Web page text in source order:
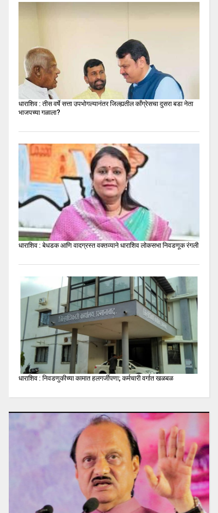
धाराशिव : तीस वर्षे सत्ता उपभोगल्यानंतर जिल्ह्यतील कॉंग्रेसचा दुसरा बडा नेता
भाजपच्या गळाला?
धाराशिव : बेधडक आणि वादग्रस्त वक्तव्याने धाराशिव लोकसभा निवडणूक रंगली
धाराशिव : निवडणुकीच्या कामात हलगर्जीपणा; कर्मचारी वर्गात खळबळ